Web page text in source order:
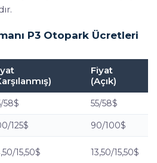
P3 Otopark Ücretleri
Fiyat
(Açık)
58$ 55/58$
125$ 90/100$
15,50$ 13,50/15,50$